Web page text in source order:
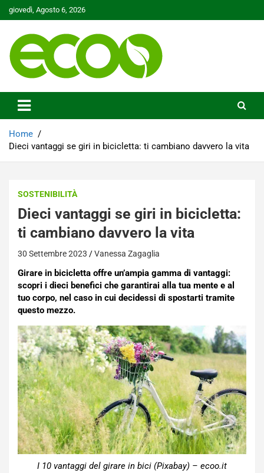
Skip
to
giovedì, Agosto 6, 2026
Ecoo.it
Home
Dieci vantaggi se giri in bicicletta: ti cambiano davvero la vita
SOSTENIBILITÀ
Dieci vantaggi se giri in bicicletta:
ti cambiano davvero la vita
30 Settembre 2023 Vanessa Zagaglia
Girare in bicicletta offre un’ampia gamma di vantaggi:
scopri i dieci benefici che garantirai alla tua mente e al
tuo corpo, nel caso in cui decidessi di spostarti tramite
questo mezzo.
I 10 vantaggi del girare in bici (Pixabay) – ecoo.it